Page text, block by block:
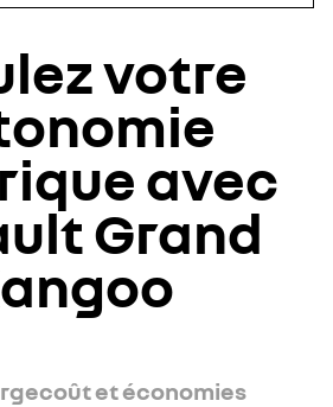
votre
avec
Grand
coût et économies